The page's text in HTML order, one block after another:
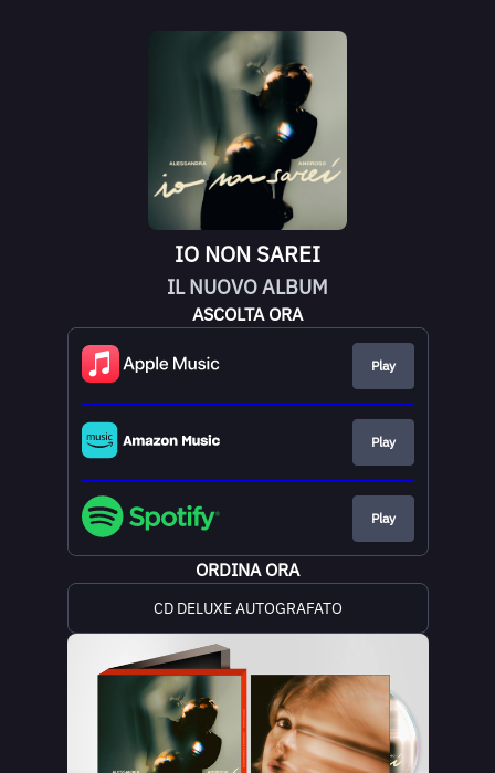
IO NON SAREI
IL NUOVO ALBUM
ASCOLTA ORA
Play
Play
Play
ORDINA ORA
CD DELUXE AUTOGRAFATO